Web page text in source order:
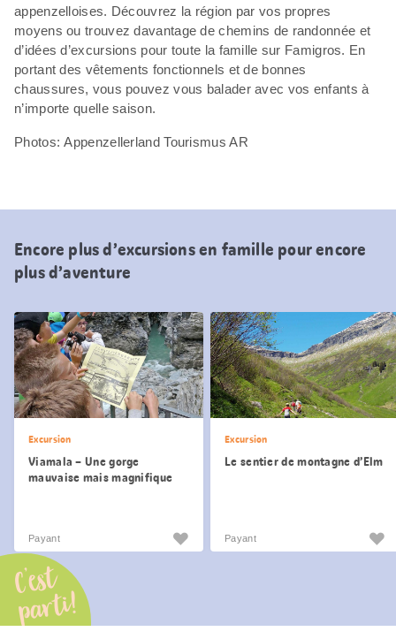
appenzelloises. Découvrez la région par vos propres
moyens ou trouvez davantage de chemins de randonnée et
d’idées d’excursions pour toute la famille sur Famigros. En
portant des vêtements fonctionnels et de bonnes
chaussures, vous pouvez vous balader avec vos enfants à
n’importe quelle saison.
Photos: Appenzellerland Tourismus AR
Encore plus d’excursions en famille pour encore
plus d’aventure
Excursion
Viamala – Une gorge
mauvaise mais magnifique
Payant
Excursion
Le sentier de montagne d’Elm
Payant
C’est
parti!